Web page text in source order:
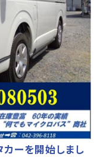
ーを開始しまし